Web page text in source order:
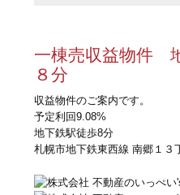
一棟売収益物件
８分
収益物件のご案内です。
予定利回9.08%
地下鉄駅徒歩8分
札幌市地下鉄東西線 南郷１３